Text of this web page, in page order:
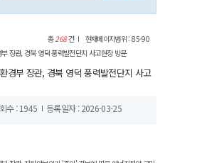
총268건 현재페이지범위 : 85-90
경부 장관, 경북 영덕 풍력발전단지 사고
수 : 1945 등록일자 : 2026-03-25